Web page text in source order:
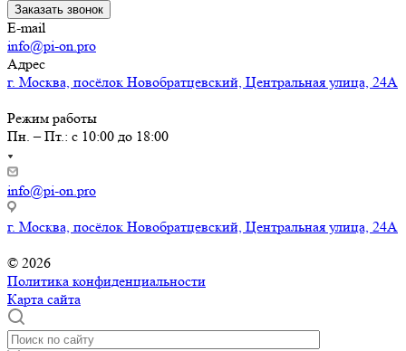
Заказать звонок
E-mail
info@pi-on.pro
Адрес
г. Москва, посёлок Новобратцевский, Центральная улица, 24А
Режим работы
Пн. – Пт.: с 10:00 до 18:00
info@pi-on.pro
г. Москва, посёлок Новобратцевский, Центральная улица, 24А
© 2026
Политика конфиденциальности
Карта сайта